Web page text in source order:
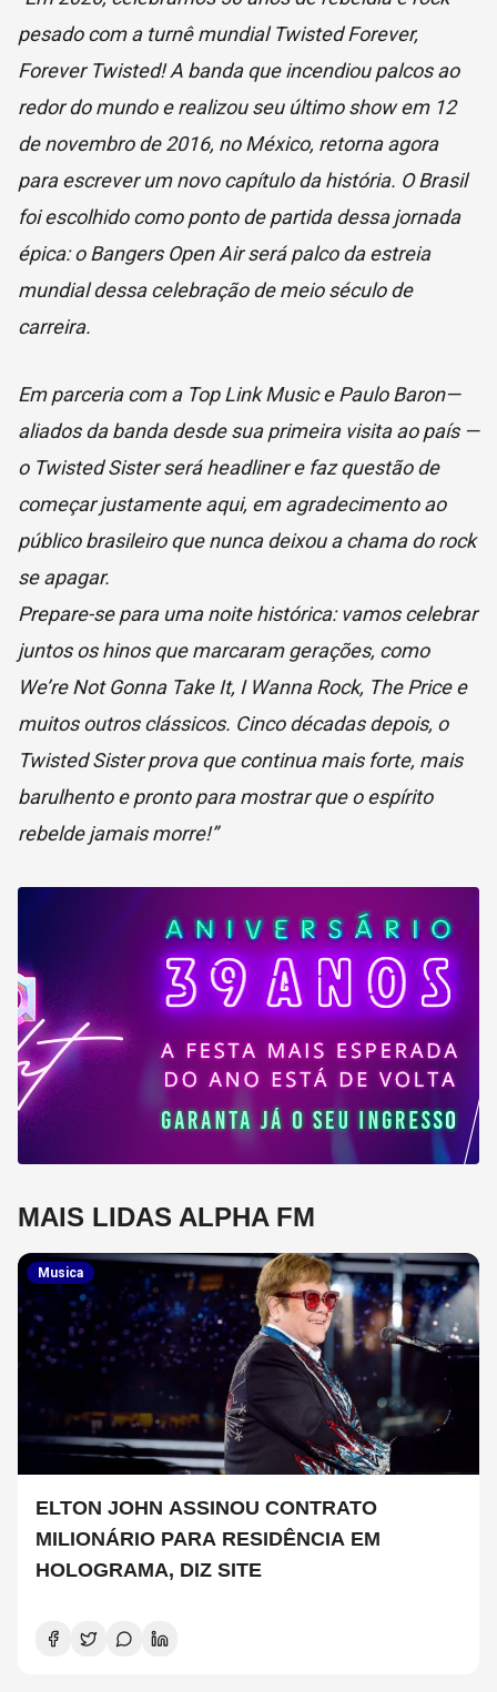
pesado com a turnê mundial Twisted Forever,
Forever Twisted! A banda que incendiou palcos ao
redor do mundo e realizou seu último show em 12
de novembro de 2016, no México, retorna agora
para escrever um novo capítulo da história. O Brasil
foi escolhido como ponto de partida dessa jornada
épica: o Bangers Open Air será palco da estreia
mundial dessa celebração de meio século de
carreira.
Em parceria com a Top Link Music e Paulo Baron—
aliados da banda desde sua primeira visita ao país —
o Twisted Sister será headliner e faz questão de
começar justamente aqui, em agradecimento ao
público brasileiro que nunca deixou a chama do rock
se apagar.
Prepare-se para uma noite histórica: vamos celebrar
juntos os hinos que marcaram gerações, como
We’re Not Gonna Take It, I Wanna Rock, The Price e
muitos outros clássicos. Cinco décadas depois, o
Twisted Sister prova que continua mais forte, mais
barulhento e pronto para mostrar que o espírito
rebelde jamais morre!”
MAIS LIDAS ALPHA FM
Musica
ELTON JOHN ASSINOU CONTRATO
MILIONÁRIO PARA RESIDÊNCIA EM
HOLOGRAMA, DIZ SITE